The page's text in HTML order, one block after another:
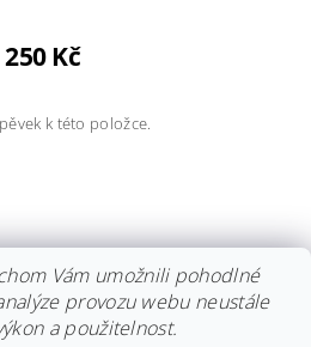
250 Kč
k této položce.
Fler Facebook
Vám umožnili pohodlné
provozu webu neustále
a použitelnost.